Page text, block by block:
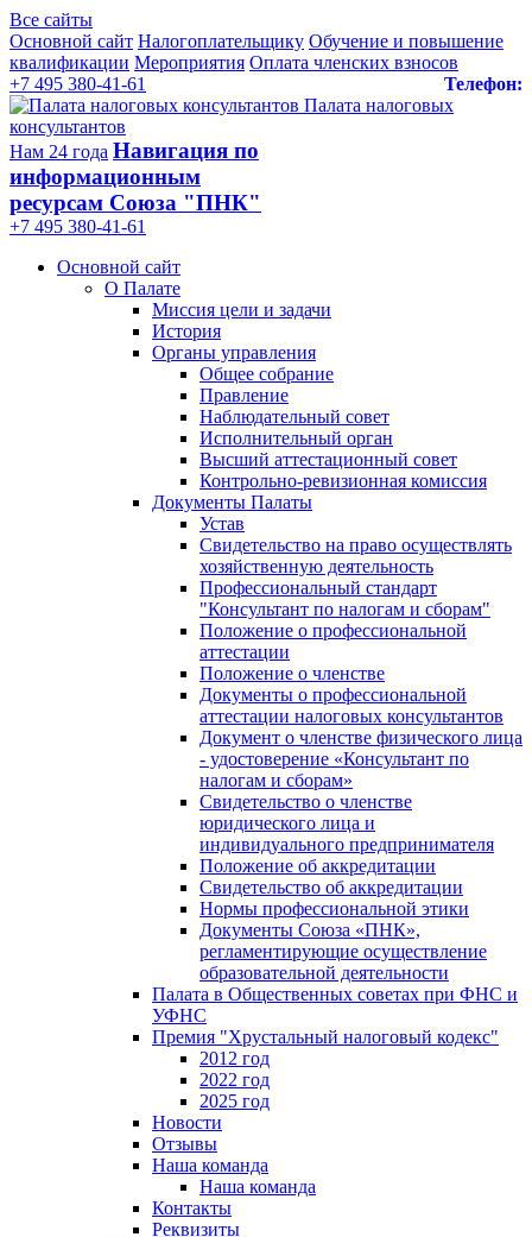
Все сайты
Основной сайт Налогоплательщику Обучение и повышение
квалификации Мероприятия Оплата членских взносов
Телефон:
+7 495 380-41-61
Палата налоговых
консультантов
Нам 24 года Навигация по
информационным
ресурсам Союза "ПНК"
+7 495 380‑41‑61
Основной сайт
О Палате
Миссия цели и задачи
История
Органы управления
Общее собрание
Правление
Наблюдательный совет
Исполнительный орган
Высший аттестационный совет
Контрольно-ревизионная комиссия
Документы Палаты
Устав
Свидетельство на право осуществлять
хозяйственную деятельность
Профессиональный стандарт
"Консультант по налогам и сборам"
Положение о профессиональной
аттестации
Положение о членстве
Документы о профессиональной
аттестации налоговых консультантов
Документ о членстве физического лица
- удостоверение «Консультант по
налогам и сборам»
Свидетельство о членстве
юридического лица и
индивидуального предпринимателя
Положение об аккредитации
Свидетельство об аккредитации
Нормы профессиональной этики
Документы Союза «ПНК»,
регламентирующие осуществление
образовательной деятельности
Палата в Общественных советах при ФНС и
УФНС
Премия "Хрустальный налоговый кодекс"
2012 год
2022 год
2025 год
Новости
Отзывы
Наша команда
Наша команда
Контакты
Реквизиты